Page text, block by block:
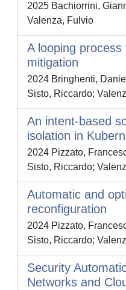
2025 Bachiorrini,
Valenza, Fulvio
A looping
mitigation
2024 Bringhenti,
Sisto, Riccardo;
An intent-based
isolation in
2024 Pizzato,
Sisto, Riccardo;
Automatic and
reconfiguration
2024 Pizzato,
Sisto, Riccardo;
Security
Networks and